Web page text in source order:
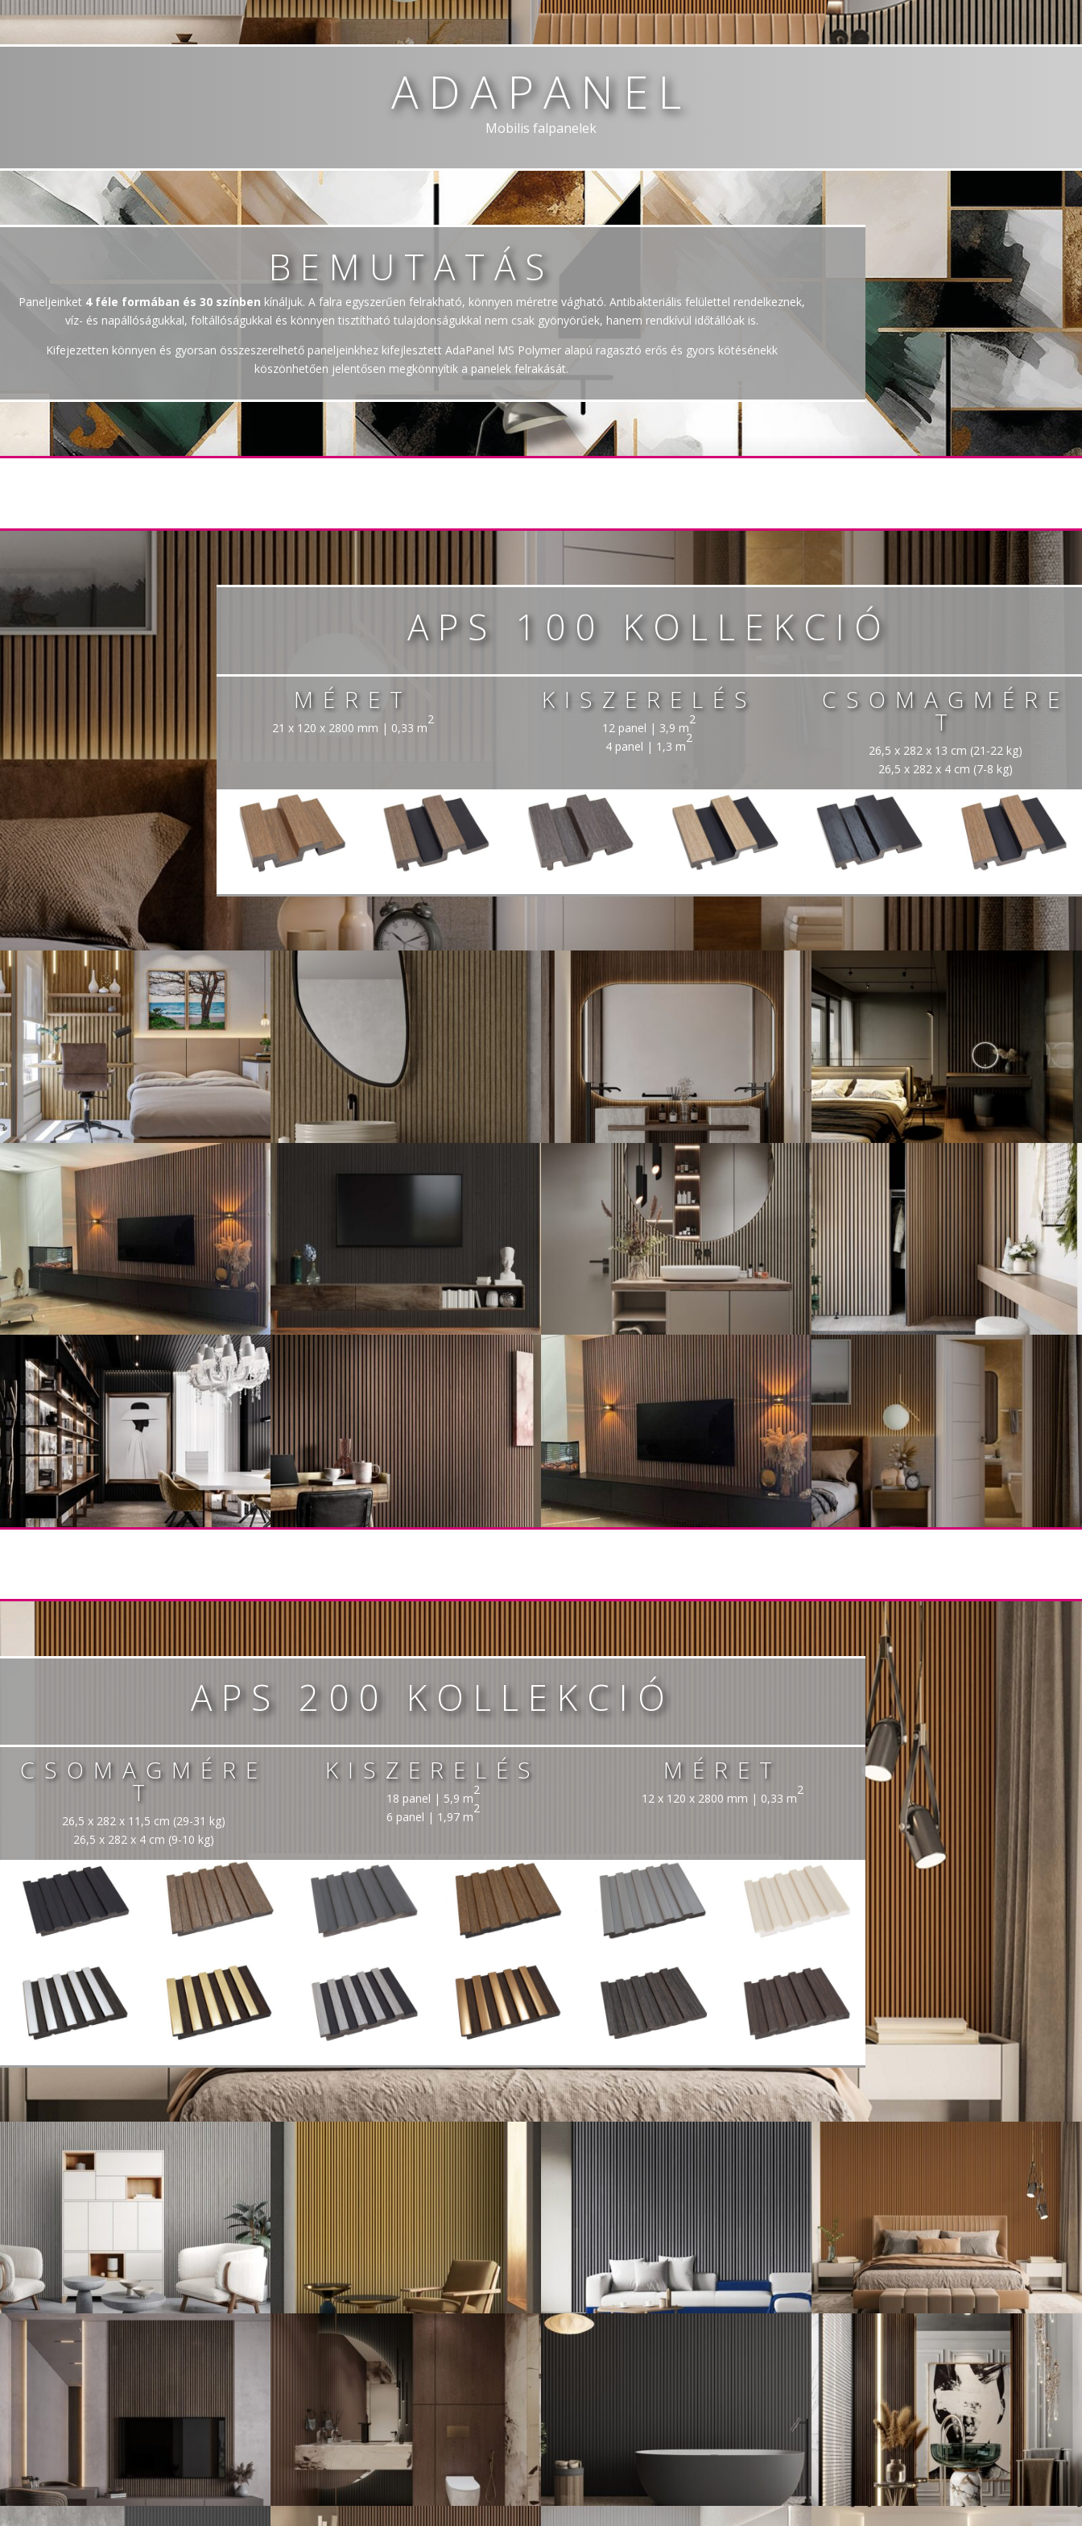
ADAPANEL
Mobilis falpanelek
BEMUTATÁS
Paneljeinket 4 féle formában és 30 színben kínáljuk. A falra egyszerűen felrakható, könnyen méretre vágható. Antibakteriális felülettel rendelkeznek,
víz- és napállóságukkal, foltállóságukkal és könnyen tisztítható tulajdonságukkal nem csak gyönyörűek, hanem rendkívül időtállóak is.
Kifejezetten könnyen és gyorsan összeszerelhető paneljeinkhez kifejlesztett AdaPanel MS Polymer alapú ragasztó erős és gyors kötésénekk
köszönhetően jelentősen megkönnyítik a panelek felrakását.
APS 100 KOLLEKCIÓ
MÉRET
21 x 120 x 2800 mm | 0,33 m
2
KISZERELÉS
12 panel | 3,9 m
2
4 panel | 1,3 m
2
CSOMAGMÉRE
T
26,5 x 282 x 13 cm (21-22 kg)
26,5 x 282 x 4 cm (7-8 kg)
APS 200 KOLLEKCIÓ
CSOMAGMÉRE
T
26,5 x 282 x 11,5 cm (29-31 kg)
26,5 x 282 x 4 cm (9-10 kg)
KISZERELÉS
18 panel | 5,9 m
2
6 panel | 1,97 m
2
MÉRET
12 x 120 x 2800 mm | 0,33 m
2